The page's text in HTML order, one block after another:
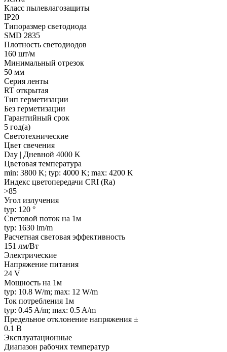
Класс пылевлагозащиты
IP20
Типоразмер светодиода
SMD 2835
Плотность светодиодов
160 шт/м
Минимальный отрезок
50 мм
Серия ленты
RT открытая
Тип герметизации
Без герметизации
Гарантийный срок
5 год(а)
Светотехнические
Цвет свечения
Day | Дневной 4000 K
Цветовая температура
min: 3800 K; typ: 4000 K; max: 4200 K
Индекс цветопередачи CRI (Ra)
>85
Угол излучения
typ: 120 °
Световой поток на 1м
typ: 1630 lm/m
Расчетная световая эффективность
151 лм/Вт
Электрические
Напряжение питания
24 V
Мощность на 1м
typ: 10.8 W/m; max: 12 W/m
Ток потребления 1м
typ: 0.45 A/m; max: 0.5 A/m
Предельное отклонение напряжения ±
0.1 В
Эксплуатационные
Диапазон рабочих температур